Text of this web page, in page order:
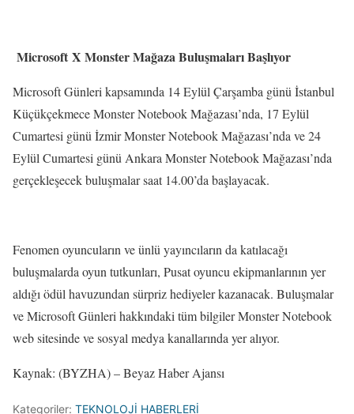
Microsoft X Monster Mağaza Buluşmaları Başlıyor
Microsoft Günleri kapsamında 14 Eylül Çarşamba günü İstanbul
Küçükçekmece Monster Notebook Mağazası’nda, 17 Eylül
Cumartesi günü İzmir Monster Notebook Mağazası’nda ve 24
Eylül Cumartesi günü Ankara Monster Notebook Mağazası’nda
gerçekleşecek buluşmalar saat 14.00’da başlayacak.
Fenomen oyuncuların ve ünlü yayıncıların da katılacağı
buluşmalarda oyun tutkunları, Pusat oyuncu ekipmanlarının yer
aldığı ödül havuzundan sürpriz hediyeler kazanacak. Buluşmalar
ve Microsoft Günleri hakkındaki tüm bilgiler Monster Notebook
web sitesinde ve sosyal medya kanallarında yer alıyor.
Kaynak: (BYZHA) – Beyaz Haber Ajansı
Kategoriler: TEKNOLOJİ HABERLERİ